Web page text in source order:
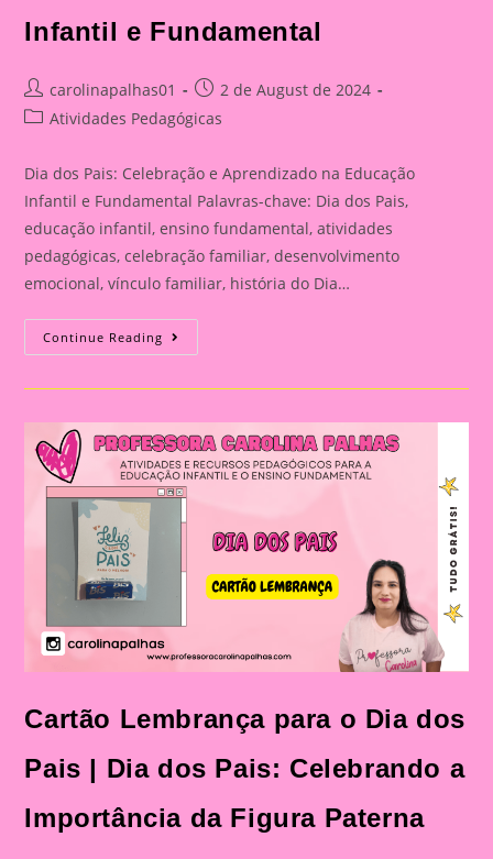
Fundamental
Infantil e Fundamental
Post
author:
carolinapalhas01
Post
published:
2 de August de 2024
PostAtividades Pedagógicas
Dia dos Pais: Celebração e Aprendizado na Educação
Infantil e Fundamental Palavras-chave: Dia dos Pais,
educação infantil, ensino fundamental, atividades
pedagógicas, celebração familiar, desenvolvimento
emocional, vínculo familiar, história do Dia…
Continue Reading Atividade
Para
Dia
Dia
Dos
Pais:
Celebração
E
Na
Educação
Infantil
Fundamental
Cartão Lembrança para o Dia dos
Pais | Dia dos Pais: Celebrando a
Importância da Figura Paterna